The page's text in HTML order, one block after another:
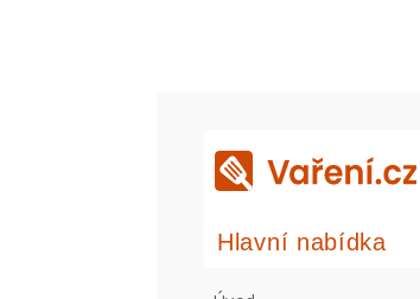
Hlavní nabídka